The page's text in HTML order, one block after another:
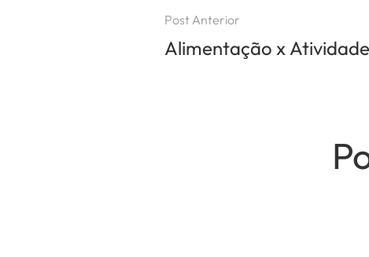
Post Anterior
Alimentação x